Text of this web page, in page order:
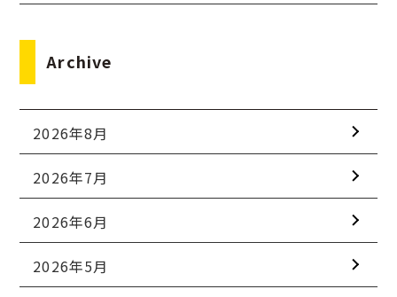
Archive
2026年8月
2026年7月
2026年6月
2026年5月